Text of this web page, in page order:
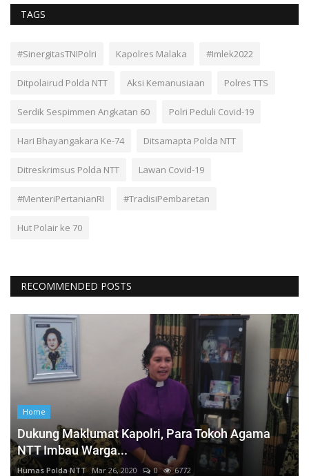
TAGS
#SinergitasTNIPolri Kapolres Malaka #Imlek2022
Ditpolairud Polda NTT Aksi Kemanusiaan Polres TTS
Serdik Sespimmen Angkatan 60 Polri Peduli Covid-19
Hari Bhayangakara Ke-74 Ditsamapta Polda NTT
Ditreskrimsus Polda NTT Lawan Covid-19
#MenteriPertanianRI #TradisiPembaretan
Hut Polair ke 70
RECOMMENDED POSTS
Home
Dukung Maklumat Kapolri, Para Tokoh Agama
NTT Imbau Warga...
Humas Polda NTT Mar 26, 2020 0 6772